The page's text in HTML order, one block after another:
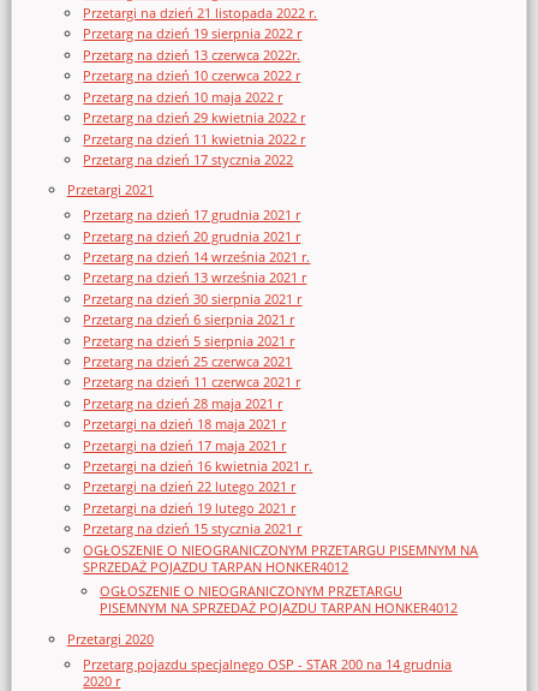
Przetargi na dzień 21 listopada 2022 r.
Przetarg na dzień 19 sierpnia 2022 r
Przetarg na dzień 13 czerwca 2022r.
Przetarg na dzień 10 czerwca 2022 r
Przetarg na dzień 10 maja 2022 r
Przetarg na dzień 29 kwietnia 2022 r
Przetarg na dzień 11 kwietnia 2022 r
Przetarg na dzień 17 stycznia 2022
Przetargi 2021
Przetarg na dzień 17 grudnia 2021 r
Przetarg na dzień 20 grudnia 2021 r
Przetarg na dzień 14 września 2021 r.
Przetarg na dzień 13 września 2021 r
Przetarg na dzień 30 sierpnia 2021 r
Przetarg na dzień 6 sierpnia 2021 r
Przetarg na dzień 5 sierpnia 2021 r
Przetarg na dzień 25 czerwca 2021
Przetarg na dzień 11 czerwca 2021 r
Przetarg na dzień 28 maja 2021 r
Przetargi na dzień 18 maja 2021 r
Przetargi na dzień 17 maja 2021 r
Przetargi na dzień 16 kwietnia 2021 r.
Przetargi na dzień 22 lutego 2021 r
Przetargi na dzień 19 lutego 2021 r
Przetarg na dzień 15 stycznia 2021 r
OGŁOSZENIE O NIEOGRANICZONYM PRZETARGU PISEMNYM NA
SPRZEDAŻ POJAZDU TARPAN HONKER4012
OGŁOSZENIE O NIEOGRANICZONYM PRZETARGU
PISEMNYM NA SPRZEDAŻ POJAZDU TARPAN HONKER4012
Przetargi 2020
Przetarg pojazdu specjalnego OSP - STAR 200 na 14 grudnia
2020 r